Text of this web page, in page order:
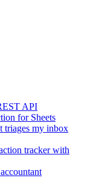
API
for Sheets
triages my inbox
tracker with